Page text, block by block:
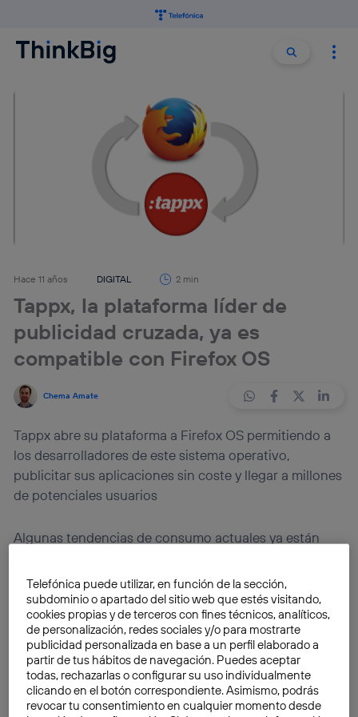
Buscar
Hace 11 años DIGITAL 2 min
Tappx, la plataforma líder de
publicidad cruzada, ya es
compatible con Firefox OS
Chema Amate
Tappx abre su plataforma a Firefox OS permitiendo a
los desarrolladores de este sistema operativo,
publicitar sus aplicaciones sin coste y llegar a millones
de potenciales usuarios
Algunas tendencias de consumo actuales ya están
economía colaborativa. Ante las cada vez más
complejas situaciones económicas en muchos países
del mundo, nuevas formas de consumo como las
basadas en el intercambio y la compartición de los
costes de productos y servicios están cobrando cada
vez más importancia. Si hace 10 o 15 nos parecía un
hábito raro, hoy en día, compartir coche, piso, un viaje
Telefónica puede utilizar, en función de la sección,
subdominio o apartado del sitio web que estés visitando,
cookies propias y de terceros con fines técnicos, analíticos,
de personalización, redes sociales y/o para mostrarte
publicidad personalizada en base a un perfil elaborado a
partir de tus hábitos de navegación. Puedes aceptar
todas, rechazarlas o configurar su uso individualmente
clicando en el botón correspondiente. Asimismo, podrás
revocar tu consentimiento en cualquier momento desde